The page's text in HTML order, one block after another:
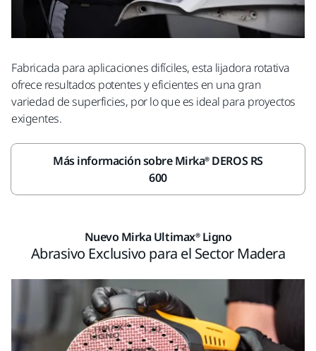
Fabricada para aplicaciones difíciles, esta lijadora rotativa
ofrece resultados potentes y eficientes en una gran
variedad de superficies, por lo que es ideal para proyectos
exigentes.
Más información sobre Mirka® DEROS RS
600
Nuevo Mirka Ultimax® Ligno
Abrasivo Exclusivo para el Sector Madera